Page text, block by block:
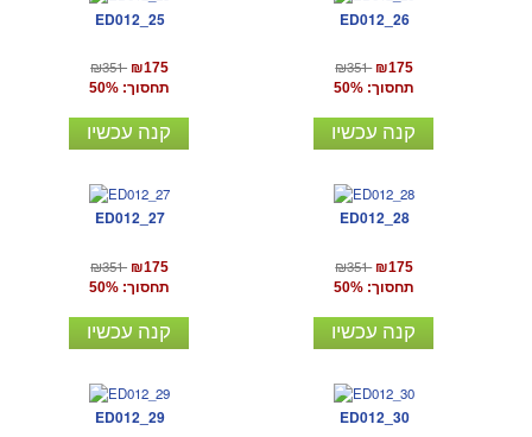
ED012_25
₪351 ₪175
תחסוך: 50%
קנה עכשיו
ED012_26
₪351 ₪175
תחסוך: 50%
קנה עכשיו
ED012_27
₪351 ₪175
תחסוך: 50%
קנה עכשיו
ED012_28
₪351 ₪175
תחסוך: 50%
קנה עכשיו
ED012_29 ED012_30